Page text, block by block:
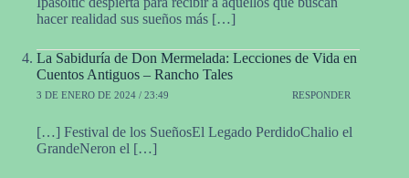
hacer realidad sus sueños más […]
La Sabiduría de Don Mermelada: Lecciones de Vida en
Cuentos Antiguos – Rancho Tales
3 DE ENERO DE 2024 / 23:49 RESPONDER
[…] Festival de los SueñosEl Legado PerdidoChalio el
GrandeNeron el […]